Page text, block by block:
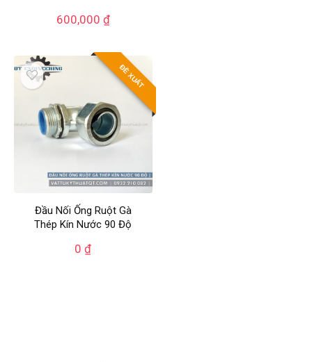
600,000 ₫
ĐỀ XUẤT
Đầu Nối Ống Ruột Gà
Thép Kín Nước 90 Độ
0₫